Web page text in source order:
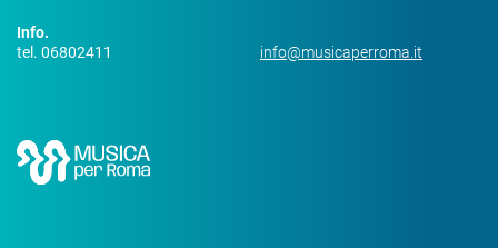
Info.
tel. 06802411
info@musicaperroma.it